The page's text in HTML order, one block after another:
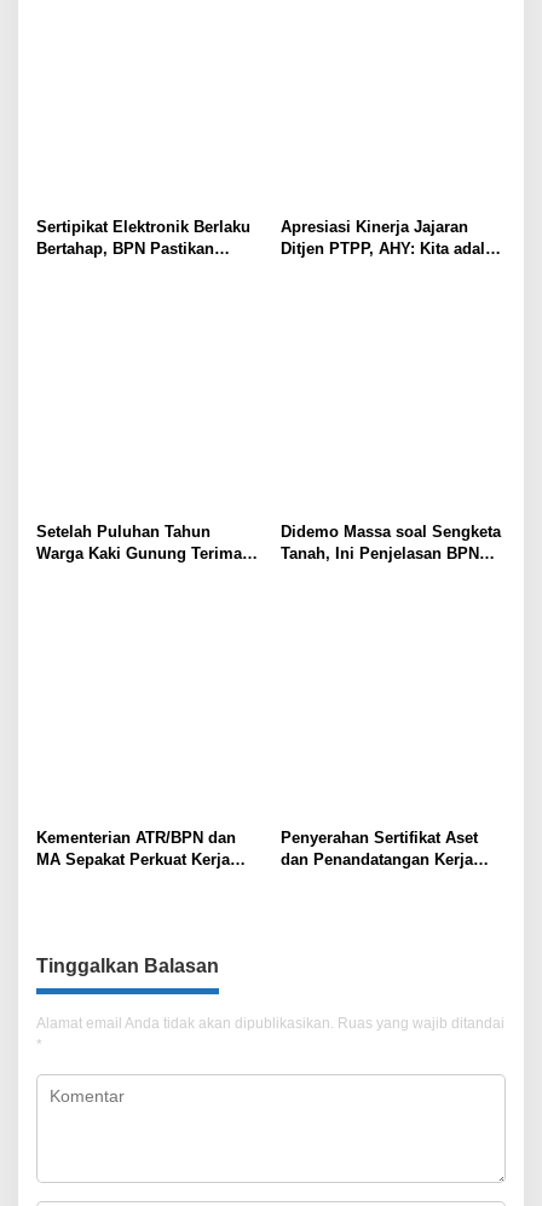
Sertipikat Elektronik Berlaku
Bertahap, BPN Pastikan
Apresiasi Kinerja Jajaran
Ditjen PTPP, AHY: Kita adalah
Setelah Puluhan Tahun
Warga Kaki Gunung Terima
Didemo Massa soal Sengketa
Tanah, Ini Penjelasan BPN
Kementerian ATR/BPN dan
MA Sepakat Perkuat Kerja
Penyerahan Sertifikat Aset
dan Penandatangan Kerja
Tinggalkan Balasan
Alamat email Anda tidak akan dipublikasikan. Ruas yang wajib ditandai
*